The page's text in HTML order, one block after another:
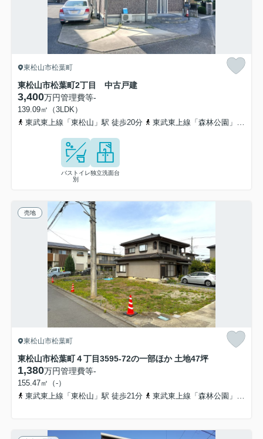
東松山市松葉町
東松山市松葉町2丁目 中古戸建
3,400万円管理費等-
139.09㎡（3LDK）
東武東上線「東松山」駅 徒歩20分
東武東上線「森林公園」駅 徒歩28分
バストイレ
別
独立洗面台
売地
東松山市松葉町
東松山市松葉町４丁目3595-72の一部ほか 土地47坪
1,380万円管理費等-
155.47㎡（-）
東武東上線「東松山」駅 徒歩21分
東武東上線「森林公園」駅 徒歩23分